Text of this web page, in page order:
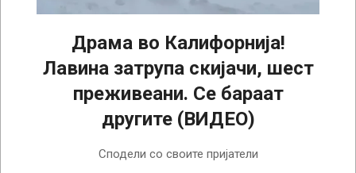
Драма во Калифорнија!
Лавина затрупа скијачи, шест
преживеани. Се бараат
другите (ВИДЕО)
Сподели со своите пријатели